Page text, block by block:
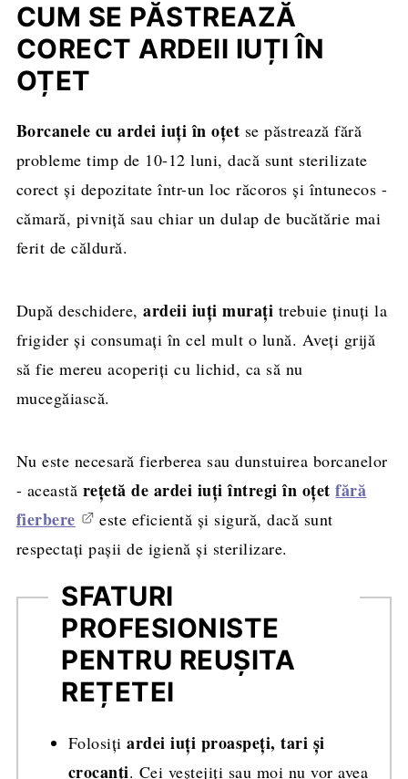
CUM SE PĂSTREAZĂ
CORECT ARDEII IUȚI ÎN
OȚET
Borcanele cu ardei iuți în oțet se păstrează fără
probleme timp de 10-12 luni, dacă sunt sterilizate
corect și depozitate într-un loc răcoros și întunecos -
cămară, pivniță sau chiar un dulap de bucătărie mai
ferit de căldură.
După deschidere,ardeii iuți murați trebuie ținuți la
frigider și consumați în cel mult o lună. Aveți grijă
să fie mereu acoperiți cu lichid, ca să nu
mucegăiască.
Nu este necesară fierberea sau dunstuirea borcanelor
- această rețetă de ardei iuți întregi în oțetfără
fierbere
este eficientă și sigură, dacă sunt
respectați pașii de igienă și sterilizare.
SFATURI
PROFESIONISTE
PENTRU REUȘITA
REȚETEI
Folosițiardei iuți proaspeți, tari și
crocanți. Cei veștejiți sau moi nu vor avea